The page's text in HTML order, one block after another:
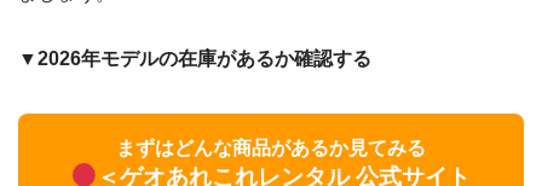
▼2026年モデルの在庫があるか確認する
まずはどんな商品があるか見てみる
＜ゲオあれこれレンタル 公式サイト